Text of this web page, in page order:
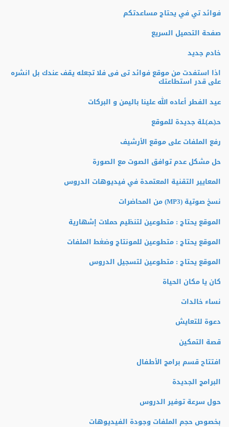
فوائد تي في يحتاج مساعدتكم
صفحة التحميل السريع
خادم جديد
اذا استفدت من موقع فوائد تى فى فلا تجعله يقف عندك بل انشره
على قدر استطاعتك
عيد الفطر أعاده الله علينا باليمن و البركات
حـ(ـمـ)ـلة جديدة للموقع
رفع الملفات على موقع الأرشيف
حل مشكل عدم توافق الصوت مع الصورة
المعايير التقنية المعتمدة في فيديوهات الدروس
نسخ صوتية (MP3) من المحاضرات
الموقع يحتاج : متطوعين لتنظيم حملات إشهارية
الموقع يحتاج : متطوعين للمونتاج وضغط الملفات
الموقع يحتاج : متطوعين لتسجيل الدروس
كان يا مكان الحياة
نساء خالدات
دعوة للتعايش
قصة التمكين
افتتاح قسم برامج الأطفال
البرامج الجديدة
حول سرعة توفير الدروس
بخصوص حجم الملفات وجودة الفيديوهات